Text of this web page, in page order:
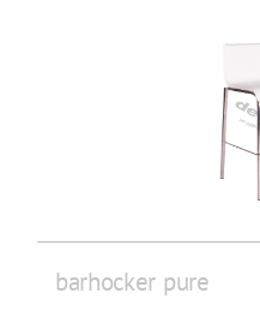
barhocker pure